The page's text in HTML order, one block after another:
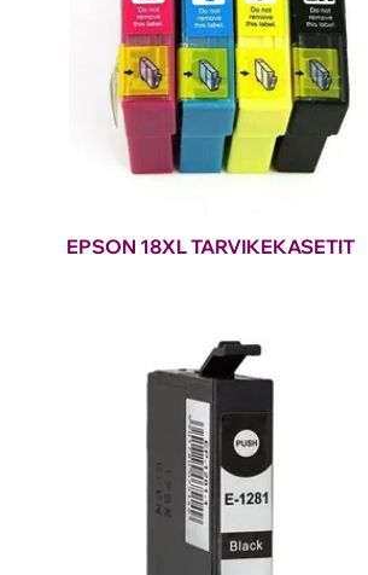
EPSON 18XL TARVIKEKASETIT